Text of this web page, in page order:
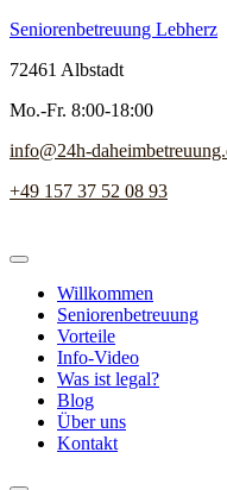
Seniorenbetreuung Lebherz
72461 Albstadt
Mo.-Fr. 8:00-18:00
info@24h-
+49 157 37 52 08 93
Willkommen
Seniorenbetreuung
Vorteile
Info-Video
Was ist legal?
Blog
Über uns
Kontakt